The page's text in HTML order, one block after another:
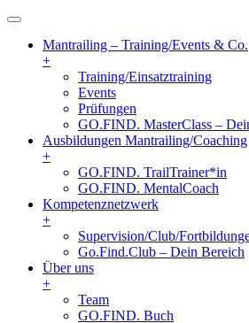
Mantrailing – Training/Events & Co.
+
Training/Einsatztraining
Events
Prüfungen
GO.FIND. MasterClass –
Ausbildungen Mantrailing/Coaching
+
GO.FIND. TrailTrainer*in
GO.FIND. MentalCoach
Kompetenznetzwerk
+
Supervision/Club/
Go.Find.Club – Dein Bereich
Über uns
+
Team
GO.FIND. Buch